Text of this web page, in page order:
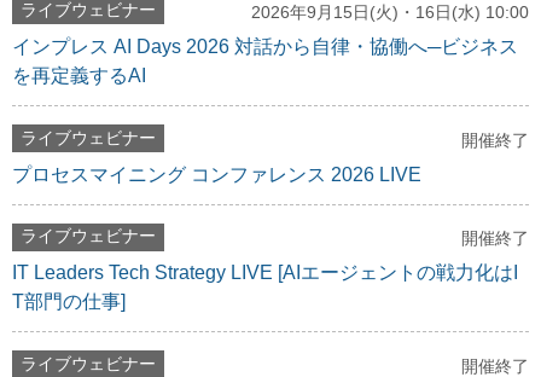
ライブウェビナー 2026年9月15日(火)・16日(水) 10:00
インプレス AI Days 2026 対話から自律・協働へ─ビジネス
を再定義するAI
ライブウェビナー 開催終了
プロセスマイニング コンファレンス 2026 LIVE
ライブウェビナー 開催終了
IT Leaders Tech Strategy LIVE [AIエージェントの戦力化はI
T部門の仕事]
ライブウェビナー 開催終了